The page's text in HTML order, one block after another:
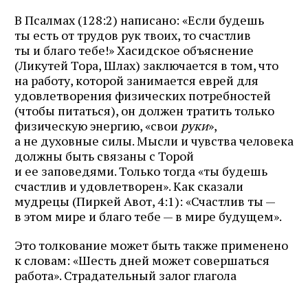
В Псалмах (128:2) написано: «Если будешь
ты есть от трудов рук твоих, то счастлив
ты и благо тебе!» Хасидское объяснение
(Ликутей Тора, Шлах) заключается в том, что
на работу, которой занимается еврей для
удовлетворения физических потребностей
(чтобы питаться), он должен тратить только
физическую энергию, «свои руки»,
а не духовные силы. Мысли и чувства человека
должны быть связаны с Торой
и ее заповедями. Только тогда «ты будешь
счастлив и удовлетворен». Как сказали
мудрецы (Пиркей Авот, 4:1): «Счастлив ты —
в этом мире и благо тебе — в мире будущем».
Это толкование может быть также применено
к словам: «Шесть дней может совершаться
работа». Страдательный залог глагола